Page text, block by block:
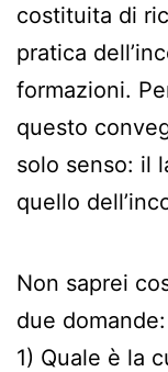
costituita di
pratica
formazioni.
questo
solo senso: il
quello
Non saprei
due domande:
1) Quale è la